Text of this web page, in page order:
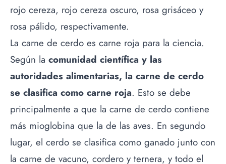
rojo cereza, rojo cereza oscuro, rosa grisáceo y
rosa pálido, respectivamente.
La carne de cerdo es carne roja para la ciencia.
Según la comunidad científica y las
autoridades alimentarias, la carne de cerdo
se clasifica como carne roja. Esto se debe
principalmente a que la carne de cerdo contiene
más mioglobina que la de las aves. En segundo
lugar, el cerdo se clasifica como ganado junto con
la carne de vacuno, cordero y ternera, y todo el